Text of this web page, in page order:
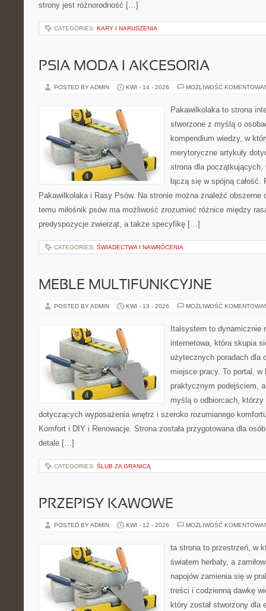
strony jest różnorodność […]
CATEGORIES: KARY I NARUSZENIA
PSIA MODA I AKCESORIA
POSTED BY ADMIN KWI - 14 - 2026 MOŻLIWOŚĆ
Pakawilkolaka to strona
stworzone z myślą o
kompendium wiedzy, w
merytoryczne artykuły
strona dla
łączą się w spójną całość.
Pakawilkolaka i Rasy Psów. Na stronie można znaleźć obszerne
temu miłośnik psów ma możliwość zrozumieć różnice między
predyspozycje zwierząt, a także specyfikę […]
CATEGORIES: ŚWIADECTWA I NAWRÓCENIA
MEBLE MULTIFUNKCYJNE
POSTED BY ADMIN KWI - 13 - 2026 MOŻLIWOŚĆ
Italsystem to dynamicznie
internetowa, która skupia
użytecznych poradach dla
miejsce pracy. To portal,
praktycznym podejściem,
myślą o odbiorcach,
dotyczących wyposażenia wnętrz i szeroko rozumianego
Komfort i DIY i Renowacje. Strona została przygotowana dla
detale […]
CATEGORIES: ŚLUB ZA GRANICĄ
PRZEPISY KAWOWE
POSTED BY ADMIN KWI - 12 - 2026 MOŻLIWOŚĆ
ta strona to przestrzeń, w
światem herbaty, a
napojów zamienia się w
treści i codzienną dawkę
który został stworzony dla